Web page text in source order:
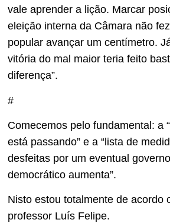
vale aprender a lição. Marcar
eleição interna da Câmara não
popular avançar um centímetro.
vitória do mal maior teria feito
diferença”.
#
Comecemos pelo fundamental: a
está passando” e a “lista de
desfeitas por um eventual governo
democrático aumenta”.
Nisto estou totalmente de acordo
professor Luís Felipe.